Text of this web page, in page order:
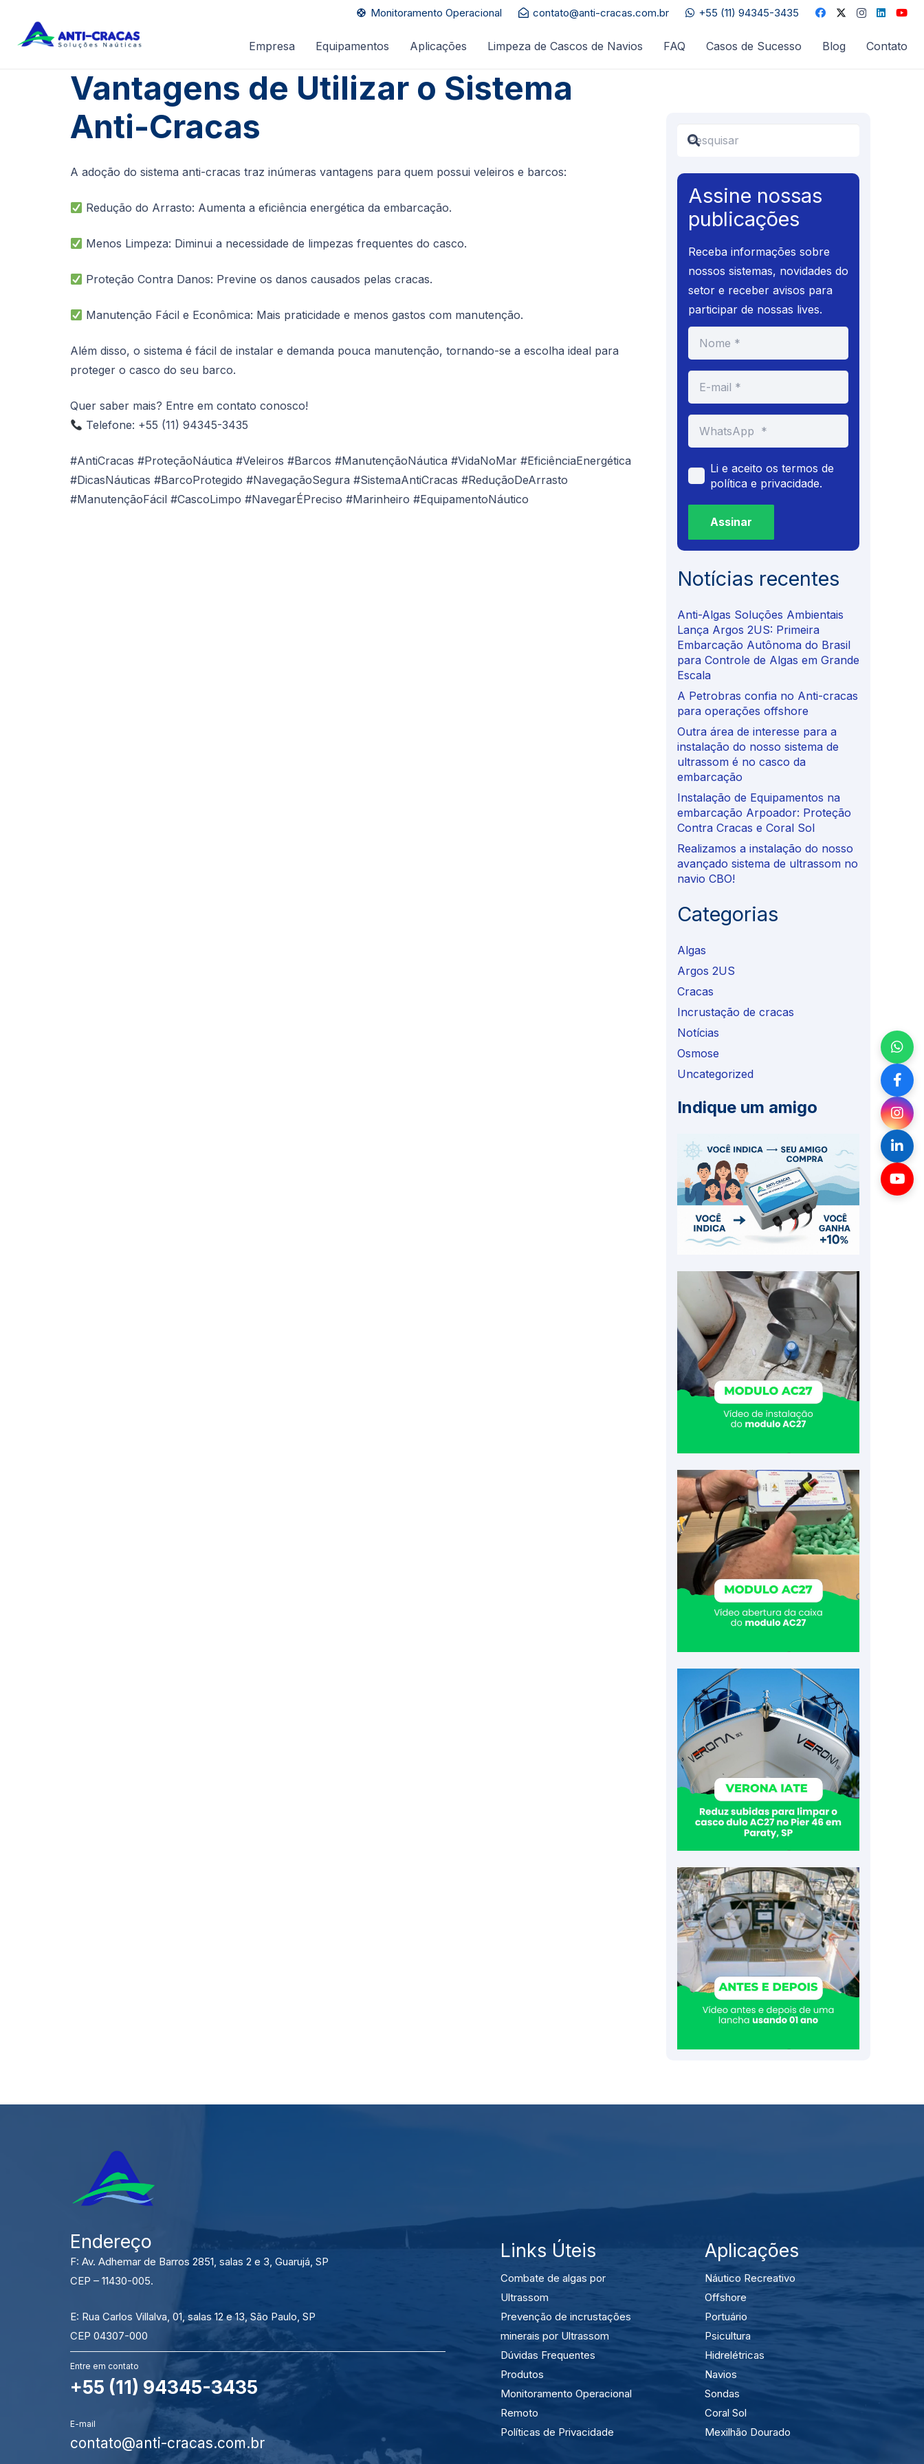
support Monitoramento Operacional contato@anti-cracas.com.br +55 (11) 94345-3435
Empresa Equipamentos Aplicações Limpeza de Cascos de Navios FAQ Casos de Sucesso Blog Contato
Vantagens de Utilizar o Sistema
Anti-Cracas
A adoção do sistema anti-cracas traz inúmeras vantagens para quem possui veleiros e barcos:
Redução do Arrasto: Aumenta a eficiência energética da embarcação.
Menos Limpeza: Diminui a necessidade de limpezas frequentes do casco.
Proteção Contra Danos: Previne os danos causados pelas cracas.
Manutenção Fácil e Econômica: Mais praticidade e menos gastos com manutenção.
Além disso, o sistema é fácil de instalar e demanda pouca manutenção, tornando-se a escolha ideal para
proteger o casco do seu barco.
Quer saber mais? Entre em contato conosco!
Telefone: +55 (11) 94345-3435
#AntiCracas #ProteçãoNáutica #Veleiros #Barcos #ManutençãoNáutica #VidaNoMar #EficiênciaEnergética
#DicasNáuticas #BarcoProtegido #NavegaçãoSegura #SistemaAntiCracas #ReduçãoDeArrasto
#ManutençãoFácil #CascoLimpo #NavegarÉPreciso #Marinheiro #EquipamentoNáutico
Assine nossas
publicações
Receba informações sobre
nossos sistemas, novidades do
setor e receber avisos para
participar de nossas lives.
Li e aceito os termos de
política e privacidade.
Assinar
Notícias recentes
Anti-Algas Soluções Ambientais
Lança Argos 2US: Primeira
Embarcação Autônoma do Brasil
para Controle de Algas em Grande
Escala
A Petrobras confia no Anti-cracas
para operações offshore
Outra área de interesse para a
instalação do nosso sistema de
ultrassom é no casco da
embarcação
Instalação de Equipamentos na
embarcação Arpoador: Proteção
Contra Cracas e Coral Sol
Realizamos a instalação do nosso
avançado sistema de ultrassom no
navio CBO!
Categorias
Algas
Argos 2US
Cracas
Incrustação de cracas
Notícias
Osmose
Uncategorized
Indique um amigo
Endereço
F: Av. Adhemar de Barros 2851, salas 2 e 3, Guarujá, SP
CEP – 11430-005.
E: Rua Carlos Villalva, 01, salas 12 e 13, São Paulo, SP
CEP 04307-000
Entre em contato
+55 (11) 94345-3435
E-mail
contato@anti-cracas.com.br
Links Úteis
Combate de algas por
Ultrassom
Prevenção de incrustações
minerais por Ultrassom
Dúvidas Frequentes
Produtos
Monitoramento Operacional
Remoto
Políticas de Privacidade
Aplicações
Náutico Recreativo
Offshore
Portuário
Psicultura
Hidrelétricas
Navios
Sondas
Coral Sol
Mexilhão Dourado